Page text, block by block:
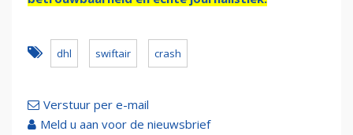
dhl swiftair crash
Verstuur per e-mail
Meld u aan voor de nieuwsbrief